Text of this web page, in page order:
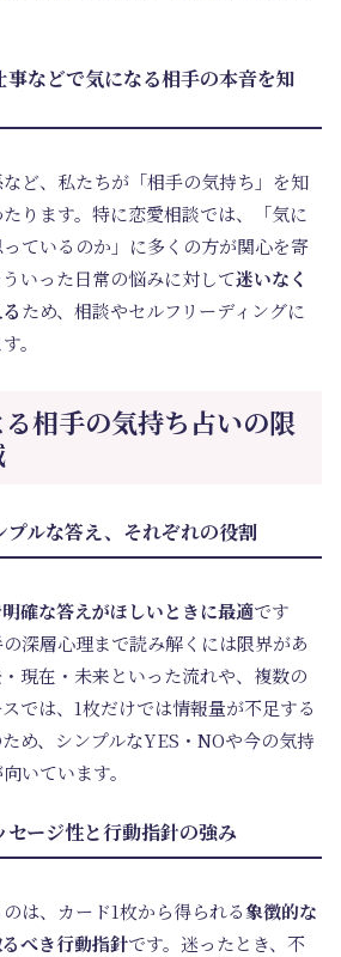
などで気になる相手の本音を知
ど、私たちが「相手の気持ち」を知
ります。特に恋愛相談では、「気に
ているのか」に多くの方が関心を寄
いった日常の悩みに対して迷いなく
ため、相談やセルフリーディングに
。
相手の気持ち占いの限
プルな答え、それぞれの役割
確な答えがほしいときに最適です
深層心理まで読み解くには限界があ
現在・未来といった流れや、複数の
では、1枚だけでは情報量が不足する
め、 シンプルなYES・NOや今の気持
いています。
セージ性と行動指針の強み
は、カード1枚から得られる象徴的な
べき行動指針です。迷ったとき、不